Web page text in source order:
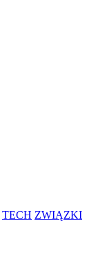
TECH ZWIĄZKI